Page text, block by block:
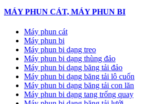
MÁY PHUN CÁT, MÁY PHUN BI
Máy phun cát
Máy phun bi
Máy phun bi dạng treo
Máy phun bi dạng thùng đảo
Máy phun bi dạng băng tải đảo
Máy phun bi dạng băng tải lô cuốn
Máy phun bi dạng băng tải con lăn
Máy phun bi dạng tang trống quay